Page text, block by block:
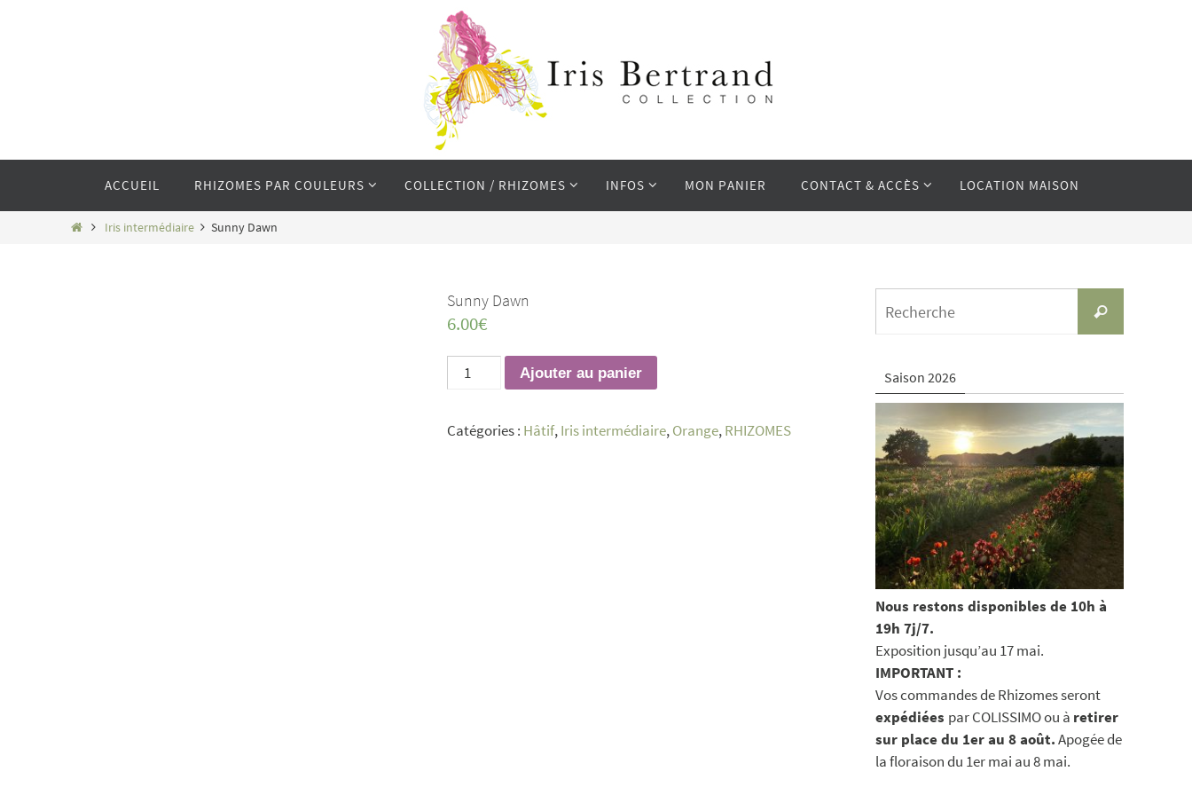
ACCUEIL RHIZOMES PAR COULEURS COLLECTION / RHIZOMES INFOS MON PANIER CONTACT & ACCÈS LOCATION MAISON
HomeIris intermédiaire Sunny Dawn
Sunny Dawn
6.00€
quantité
de
Dawn
Ajouter au panier
Catégories : Hâtif,Iris intermédiaire,Orange,RHIZOMES
Recherche
Saison 2026
Nous restons disponibles de 10h à
19h 7j/7.
Exposition jusqu’au 17 mai.
IMPORTANT :
Vos commandes de Rhizomes seront
expédiées par COLISSIMO ou à retirer
sur place du 1er au 8 août.Apogée de
la floraison du 1er mai au 8 mai.